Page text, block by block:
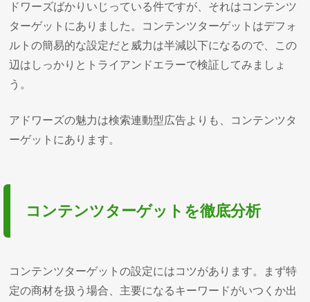
ドワーズばかりいじっている件ですが、それはコンテンツ
ターゲットにありました。コンテンツターゲットはデフォ
ルトの簡易的な設定だと威力は半減以下になるので、この
辺はしっかりとトライアンドエラーで検証してみましょ
う。
アドワーズの魅力は検索連動型広告よりも、コンテンツタ
ーゲットにあります。
コンテンツターゲットを徹底分析
コンテンツターゲットの設定にはコツがあります。まず特
定の商材を扱う場合、主要になるキーワードがいつくか出